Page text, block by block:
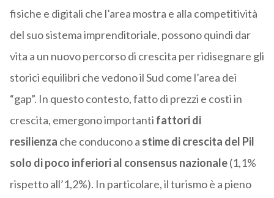
fisiche e digitali che l’area mostra e alla competitività
del suo sistema imprenditoriale, possono quindi dar
vita a un nuovo percorso di crescita per ridisegnare gli
storici equilibri che vedono il Sud come l’area dei
“gap”. In questo contesto, fatto di prezzi e costi in
crescita, emergono importanti fattori di
resilienza che conducono a stime di crescita del Pil
solo di poco inferiori al consensus nazionale(1,1%
rispetto all’1,2%). In particolare, il turismo è a pieno